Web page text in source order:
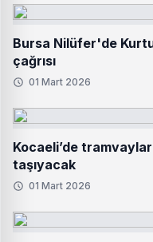
Bursa Nilüfer'de
çağrısı
01 Mart 2026
Kocaeli’de
taşıyacak
01 Mart 2026